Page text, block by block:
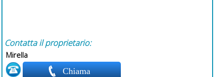
Contatta il proprietario:
Mirella
Chiama